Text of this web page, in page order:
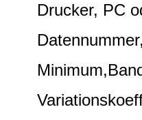
Drucker, PC